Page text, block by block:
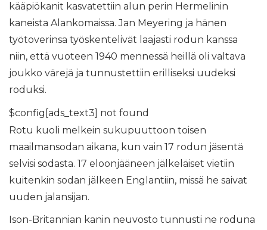
kääpiökanit kasvatettiin alun perin Hermelinin
kaneista Alankomaissa. Jan Meyering ja hänen
työtoverinsa työskentelivät laajasti rodun kanssa
niin, että vuoteen 1940 mennessä heillä oli valtava
joukko värejä ja tunnustettiin erilliseksi uudeksi
roduksi.
$config[ads_text3] not found
Rotu kuoli melkein sukupuuttoon toisen
maailmansodan aikana, kun vain 17 rodun jäsentä
selvisi sodasta. 17 eloonjääneen jälkeläiset vietiin
kuitenkin sodan jälkeen Englantiin, missä he saivat
uuden jalansijan.
Ison-Britannian kanin neuvosto tunnusti ne roduna